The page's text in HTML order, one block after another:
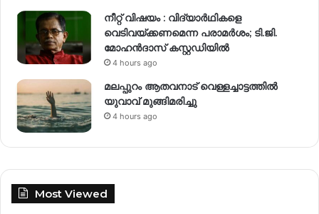
നീറ്റ് വിഷയം : വിദ്യാർഥികളെ
വെടിവയ്ക്കണമെന്ന പരാമർശം; ടി.ജി.
മോഹൻദാസ് കസ്റ്റഡിയിൽ
4 hours ago
മലപ്പുറം ആതവനാട് വെള്ളച്ചാട്ടത്തില്‍
യുവാവ് മുങ്ങിമരിച്ചു
4 hours ago
Most Viewed